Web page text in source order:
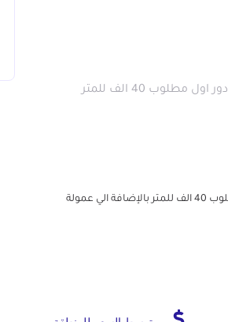
مكتب في مصطفي كامل بدون تشطيب مساحة 225م شارع جانبي من ابوقير دور اول مطلوب 40 الف للمتر
مكتب في مصطفي كامل بدون تشطيب مساحة 225م شارع جانبي من ابوقير دور اول مطلوب 40 الف للمتر بالإضافة الي عمولة